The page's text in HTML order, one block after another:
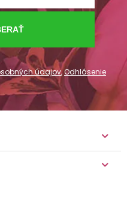
údajov,Odhlásenie